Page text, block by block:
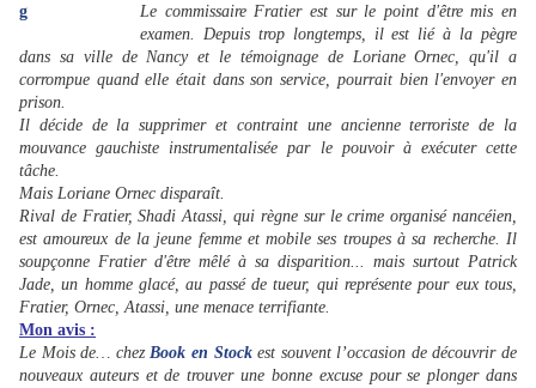
Le commissaire Fratier est sur le point d'être mis en
examen. Depuis trop longtemps, il est lié à la pègre
dans sa ville de Nancy et le témoignage de Loriane Ornec, qu'il a
corrompue quand elle était dans son service, pourrait bien l'envoyer en
prison.
Il décide de la supprimer et contraint une ancienne terroriste de la
mouvance gauchiste instrumentalisée par le pouvoir à exécuter cette
tâche.
Mais Loriane Ornec disparaît.
Rival de Fratier, Shadi Atassi, qui règne sur le crime organisé nancéien,
est amoureux de la jeune femme et mobile ses troupes à sa recherche. Il
soupçonne Fratier d'être mêlé à sa disparition... mais surtout Patrick
Jade, un homme glacé, au passé de tueur, qui représente pour eux tous,
Fratier, Ornec, Atassi, une menace terrifiante.
Mon avis :
Le Mois de… chezBook en Stockest souvent l’occasion de découvrir de
nouveaux auteurs et de trouver une bonne excuse pour se plonger dans